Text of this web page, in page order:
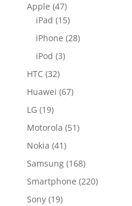
Apple (47)
iPad (15)
iPhone (28)
iPod (3)
HTC (32)
Huawei (67)
LG (19)
Motorola (51)
Nokia (41)
Samsung (168)
Smartphone (220)
Sony (19)